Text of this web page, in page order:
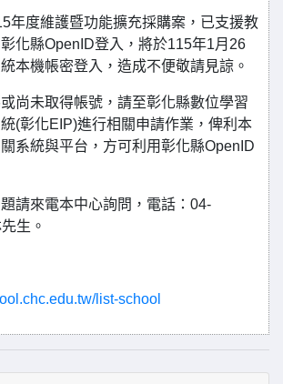
年度維護暨功能擴充採購案，已支援教
化縣OpenID登入，將於115年1月26
本機帳密登入，造成不便敬請見諒。
尚未取得帳號，請至彰化縣數位學習
(彰化EIP)進行相關申請作業，俾利本
系統與平台，方可利用彰化縣OpenID
請來電本中心詢問，電話：04-
生。
list-school